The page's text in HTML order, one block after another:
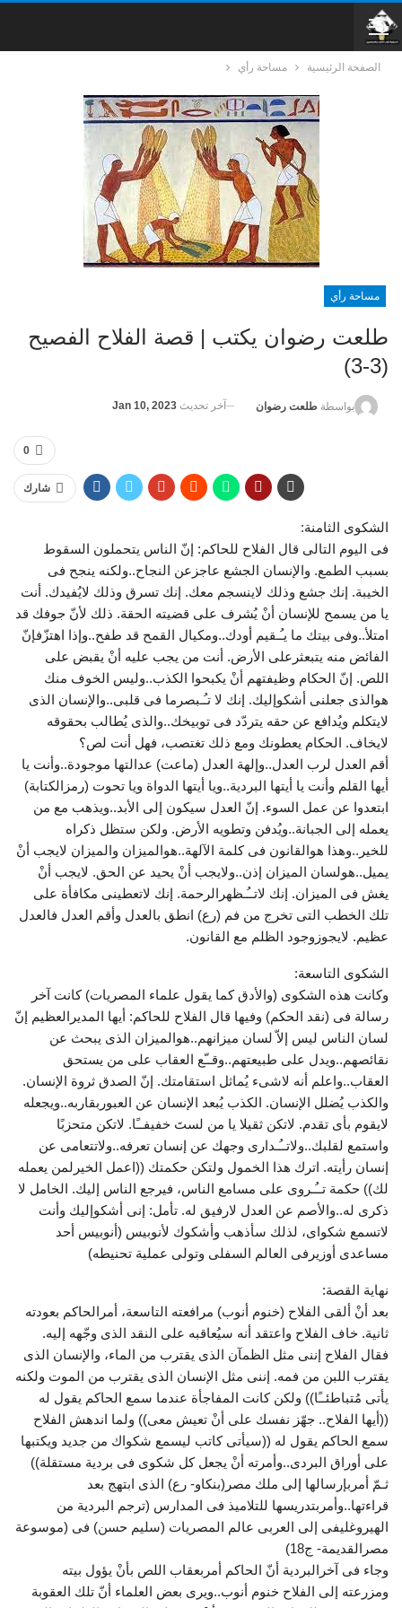
الصفحة الرئيسية مساحة رأي
مساحة رأي
طلعت رضوان يكتب | قصة الفلاح الفصيح
(3-3)
بواسطة طلعت رضوان آخر تحديث Jan 10, 2023
0
شارك
الشكوى الثامنة:
فى اليوم التالى قال الفلاح للحاكم: إنّ الناس يتحملون السقوط
بسبب الطمع. والإنسان الجشع عاجزعن النجاح..ولكنه ينجح فى
الخيبة. إنك جشع وذلك لاينسجم معك. إنك تسرق وذلك لايُفيدك. أنت
يا من يسمح للإنسان أنْ يُشرف على قضيته الحقة. ذلك لأنّ جوفك قد
امتلأ..وفى بيتك ما يـُـقيم أودك..ومكيال القمح قد طفح..وإذا اهتزّفإنّ
الفائض منه يتبعثرعلى الأرض. أنت من يجب عليه أنْ يقبض على
اللص. إنّ الحكام وظيفتهم أنْ يكبحوا الكذب..وليس الخوف منك
هوالذى جعلنى أشكوإليك. إنك لا تـُـبصرما فى قلبى..والإنسان الذى
لايتكلم ويُدافع عن حقه يتردّد فى توبيخك..والذى يُطالب بحقوقه
لايخاف. الحكام يعطونك ومع ذلك تغتصب، فهل أنت لص؟
أقم العدل لرب العدل..وإلهة العدل (ماعت) عدالتها موجودة..وأنت يا
أيها القلم وأنت يا أيتها البردية..ويا أيتها الدواة ويا تحوت (رمزالكتابة)
ابتعدوا عن عمل السوء. إنّ العدل سيكون إلى الأبد..ويذهب مع من
يعمله إلى الجبانة..ويُدفن وتطويه الأرض. ولكن ستظل ذكراه
للخير..وهذا هوالقانون فى كلمة الآلهة..هوالميزان والميزان لايجب أنْ
يميل..هولسان الميزان إذن..ولايجب أنْ يحيد عن الحق. لايجب أنْ
يغش فى الميزان. إنك لاتــُـظهرالرحمة. إنك لاتعطينى مكافأة على
تلك الخطب التى تخرج من فم (رع) انطق بالعدل وأقم العدل فالعدل
عظيم. لايجوزوجود الظلم مع القانون.
الشكوى التاسعة:
وكانت هذه الشكوى (والأدق كما يقول علماء المصريات) كانت آخر
رسالة فى (نقد الحكم) وفيها قال الفلاح للحاكم: أيها المديرالعظيم إنّ
لسان الناس ليس إلاّ لسان ميزانهم..هوالميزان الذى يبحث عن
نقائصهم..ويدل على طبيعتهم..وقــّع العقاب على من يستحق
العقاب..واعلم أنه لاشىء يُماثل استقامتك. إنّ الصدق ثروة الإنسان.
والكذب يُضلل الإنسان. الكذب يُبعد الإنسان عن العبوربقاربه..ويجعله
لايقوم بأى تقدم. لاتكن ثقيلا يا من لستَ خفيفــًا. لاتكن متحزبًا
واستمع لقلبك..ولاتــُـدارى وجهك عن إنسان تعرفه..ولاتتعامى عن
إنسان رأيته. اترك هذا الخمول ولتكن حكمتك ((اعمل الخيرلمن يعمله
لك)) حكمة تــُـروى على مسامع الناس، فيرجع الناس إليك. الخامل لا
ذكرى له..والأصم عن العدل لارفيق له. تأمل: إنى أشكوإليك وأنت
لاتسمع شكواى، لذلك سأذهب وأشكوك لأنوبيس (أنوبيس أحد
مساعدى أوزيرفى العالم السفلى وتولى عملية تحنيطه)
نهاية القصة:
بعد أنْ ألقى الفلاح (خنوم أنوب) مرافعته التاسعة، أمرالحاكم بعودته
ثانية. خاف الفلاح واعتقد أنه سيُعاقبه على النقد الذى وجّهه إليه.
فقال الفلاح إننى مثل الظمآن الذى يقترب من الماء، والإنسان الذى
يقترب اللبن من فمه. إننى مثل الإنسان الذى يقترب من الموت ولكنه
يأتى مُتباطئــًا)) ولكن كانت المفاجأة عندما سمع الحاكم يقول له
((أيها الفلاح.. جهّز نفسك على أنْ تعيش معى)) ولما اندهش الفلاح
سمع الحاكم يقول له ((سيأتى كاتب ليسمع شكواك من جديد ويكتبها
على أوراق البردى..وأمرته أنْ يجعل كل شكوى فى بردية مستقلة))
ثـمّ أمربإرسالها إلى ملك مصر(بنكاو- رع) الذى ابتهج بعد
قراءتها..وأمربتدريسها للتلاميذ فى المدارس (ترجم البردية من
الهيروغليفى إلى العربى عالم المصريات (سليم حسن) فى (موسوعة
مصرالقديمة- ج18)
وجاء فى آخرالبردية أنّ الحاكم أمربعقاب اللص بأنْ يؤول بيته
ومزرعته إلى الفلاح خنوم أنوب..ويرى بعض العلماء أنّ تلك العقوبة